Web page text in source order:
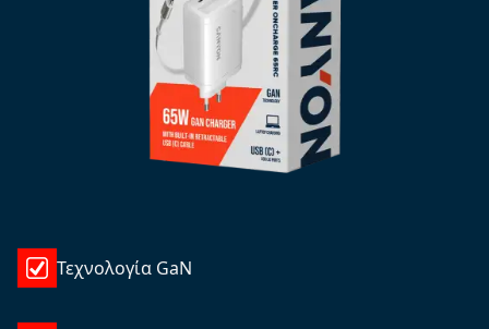
Τεχνολογία GaN